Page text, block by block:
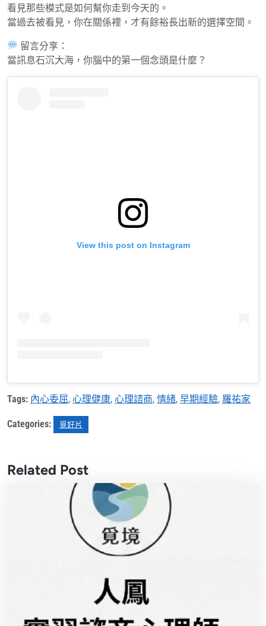
看見那些模式是如何幫你走到今天的。
當過去被看見，你在關係裡，才有餘裕長出新的選擇空間。
留言分享：
當訊息石沉大海，你腦中的第一個念頭是什麼？
View this post on Instagram
Tags: 內心委屈, 心理健康, 心理諮商, 情緒, 早期經驗, 羅祐家
Categories: 覓好片
Related Post